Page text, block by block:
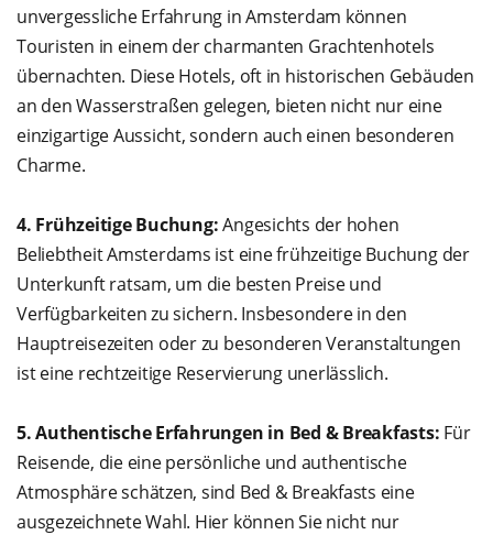
unvergessliche Erfahrung in Amsterdam können
Touristen in einem der charmanten Grachtenhotels
übernachten. Diese Hotels, oft in historischen Gebäuden
an den Wasserstraßen gelegen, bieten nicht nur eine
einzigartige Aussicht, sondern auch einen besonderen
Charme.
4. Frühzeitige Buchung:Angesichts der hohen
Beliebtheit Amsterdams ist eine frühzeitige Buchung der
Unterkunft ratsam, um die besten Preise und
Verfügbarkeiten zu sichern. Insbesondere in den
Hauptreisezeiten oder zu besonderen Veranstaltungen
ist eine rechtzeitige Reservierung unerlässlich.
5. Authentische Erfahrungen in Bed & Breakfasts: Für
Reisende, die eine persönliche und authentische
Atmosphäre schätzen, sind Bed & Breakfasts eine
ausgezeichnete Wahl. Hier können Sie nicht nur